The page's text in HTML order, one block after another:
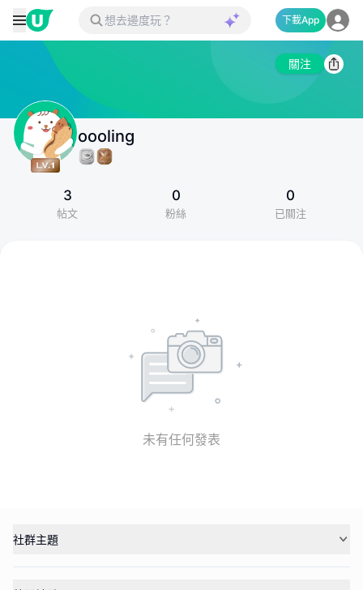
下載App
關注
oooling
3
帖文
0
粉絲
0
已關注
未有任何發表
社群主題